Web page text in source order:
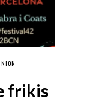
frikis